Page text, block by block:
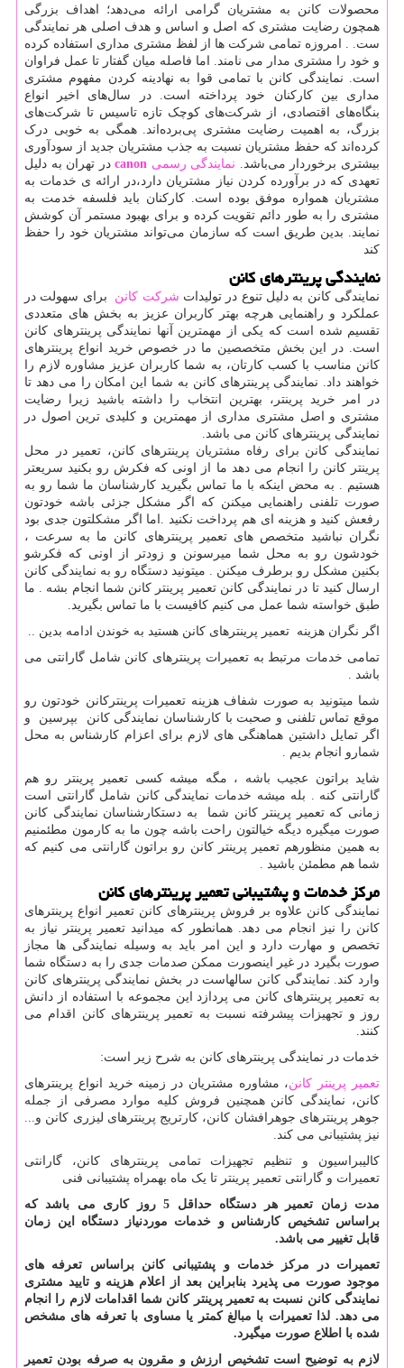
محصولات کانن به مشتریان گرامی ارائه می‌دهد؛ اهداف بزرگی
همچون رضایت مشتری که اصل و اساس و هدف اصلی هر نمایندگی
ست. . امروزه تمامی شرکت ها از لفظ مشتری مداری استفاده کرده
و خود را مشتری مدار می نامند. اما فاصله میان گفتار تا عمل فراوان
است. نمایندگی کانن با تمامی قوا به نهادینه کردن مفهوم مشتری
مداری بین کارکنان خود پرداخته است. در سال‌های اخیر انواع
بنگاه‌های اقتصادی، از شرکت‌های کوچک تازه‌ تاسیس تا شرکت‌های
بزرگ، به اهمیت رضایت مشتری پی‌برده‌اند. همگی به خوبی درک
کرده‌اند که حفظ مشتریان نسبت به جذب مشتریان جدید از سودآوری
بیشتری برخوردار می‌باشد. نمایندگی رسمی canonدر تهران به دلیل
تعهدی که در برآورده کردن نیاز مشتریان دارد،در ارائه ی خدمات به
مشتریان همواره موفق بوده است. کارکنان باید فلسفه خدمت به
مشتری را به طور دائم تقویت کرده و برای بهبود مستمر آن کوشش
نمایند. بدین طریق است که سازمان می‌تواند مشتریان خود را حفظ
کند
نمایندگی پرینترهای کانن
نمایندگی کانن به دلیل تنوع در تولیدات شرکت کانن
برای سهولت در
عملکرد و راهنمایی هرچه بهتر کاربران عزیز به بخش های متعددی
تقسیم شده است که یکی از مهمترین آنها نمایندگی پرینترهای کانن
است. در این بخش متخصصین ما در خصوص خرید انواع پرینترهای
کانن مناسب با کسب کارتان، به شما کاربران عزیز مشاوره لازم را
خواهند داد. نمایندگی پرینترهای کانن به شما این امکان را می دهد تا
در امر خرید پرینتر، بهترین انتخاب را داشته باشید زیرا رضایت
مشتری و اصل مشتری مداری از مهمترین و کلیدی ترین اصول در
نمایندگی پرینترهای کانن می باشد.
نمایندگی کانن برای رفاه مشتریان پرینترهای کانن، تعمیر در محل
پرینتر کانن را انجام می دهد ما از اونی که فکرش رو بکنید سریعتر
هستیم . به محض اینکه با ما تماس بگیرید کارشناسان ما شما رو به
صورت تلفنی راهنمایی میکنن که اگر مشکل جزئی باشه خودتون
رفعش کنید و هزینه ای هم پرداخت نکنید .اما اگر مشکلتون جدی بود
نگران نباشید متخصص های تعمیر پرینترهای کانن ما به سرعت ،
خودشون رو به محل شما میرسونن و زودتر از اونی که فکرشو
بکنین مشکل رو برطرف میکنن . میتونید دستگاه رو به نمایندگی کانن
ارسال کنید تا در نمایندگی کانن تعمیر پرینتر کانن شما انجام بشه . ما
طبق خواسته شما عمل می کنیم کافیست با ما تماس بگیرید.
اگر نگران هزینه تعمیر پرینترهای کانن هستید به خوندن ادامه بدین ..
تمامی خدمات مرتبط به تعمیرات پرینترهای کانن شامل گارانتی می
باشد .
شما میتونید به صورت شفاف هزینه تعمیرات پرینترکانن خودتون رو
موقع تماس تلفنی و صحبت با کارشناسان نمایندگی کانن بپرسین و
اگر تمایل داشتین هماهنگی های لازم برای اعزام کارشناس به محل
شمارو انجام بدیم .
شاید براتون عجیب باشه ، مگه میشه کسی تعمیر پرینتر رو هم
گارانتی کنه . بله میشه خدمات نمایندگی کانن شامل گارانتی است
زمانی که تعمیر پرینتر کانن شما به دستکارشناسان نمایندگی کانن
صورت میگیره دیگه خیالتون راحت باشه چون ما به کارمون مطئمنیم
به همین منظورهم تعمیر پرینتر کانن رو براتون گارانتی می کنیم که
شما هم مطمئن باشید .
مرکز خدمات و پشتیبانی تعمیر پرینترهای کانن
نمایندگی کانن علاوه بر فروش پرینترهای کانن تعمیر انواع پرینترهای
کانن را نیز انجام می دهد. همانطور که میدانید تعمیر پرینتر نیاز به
تخصص و مهارت دارد و این امر باید به وسیله نمایندگی ها مجاز
صورت بگیرد در غیر اینصورت ممکن صدمات جدی را به دستگاه شما
وارد کند. نمایندگی کانن سالهاست در بخش نمایندگی پرینترهای کانن
به تعمیر پرینترهای کانن می پردازد این مجموعه با استفاده از دانش
روز و تجهیزات پیشرفته نسبت به تعمیر پرینترهای کانن اقدام می
کنند.
خدمات در نمایندگی پرینترهای کانن به شرح زیر است:
تعمیر پرینتر کانن، مشاوره مشتریان در زمینه خرید انواع پرینترهای
کانن، نمایندگی کانن همچنین فروش کلیه موارد مصرفی از جمله
جوهر پرینترهای جوهرافشان کانن، کارتریج پرینترهای لیزری کانن و...
نیز پشتیبانی می کند.
کالیبراسیون و تنظیم تجهیزات تمامی پرینترهای کانن، گارانتی
تعمیرات و گارانتی تعمیر پرینتر تا یک ماه بهمراه پشتیبانی فنی
مدت زمان تعمیر هر دستگاه حداقل 5 روز کاری می باشد که
براساس تشخیص کارشناس و خدمات موردنیاز دستگاه این زمان
قابل تغییر می باشد.
تعمیرات در مرکز خدمات و پشتیبانی کانن براساس تعرفه های
موجود صورت می پذیرد بنابراین بعد از اعلام هزینه و تایید مشتری
نمایندگی کانن نسبت به تعمیر پرینتر کانن شما اقدامات لازم را انجام
می دهد. لذا تعمیرات با مبالغ کمتر یا مساوی با تعرفه های مشخص
شده با اطلاع صورت میگیرد.
لازم به توضیح است تشخیص ارزش و مقرون به صرفه بودن تعمیر